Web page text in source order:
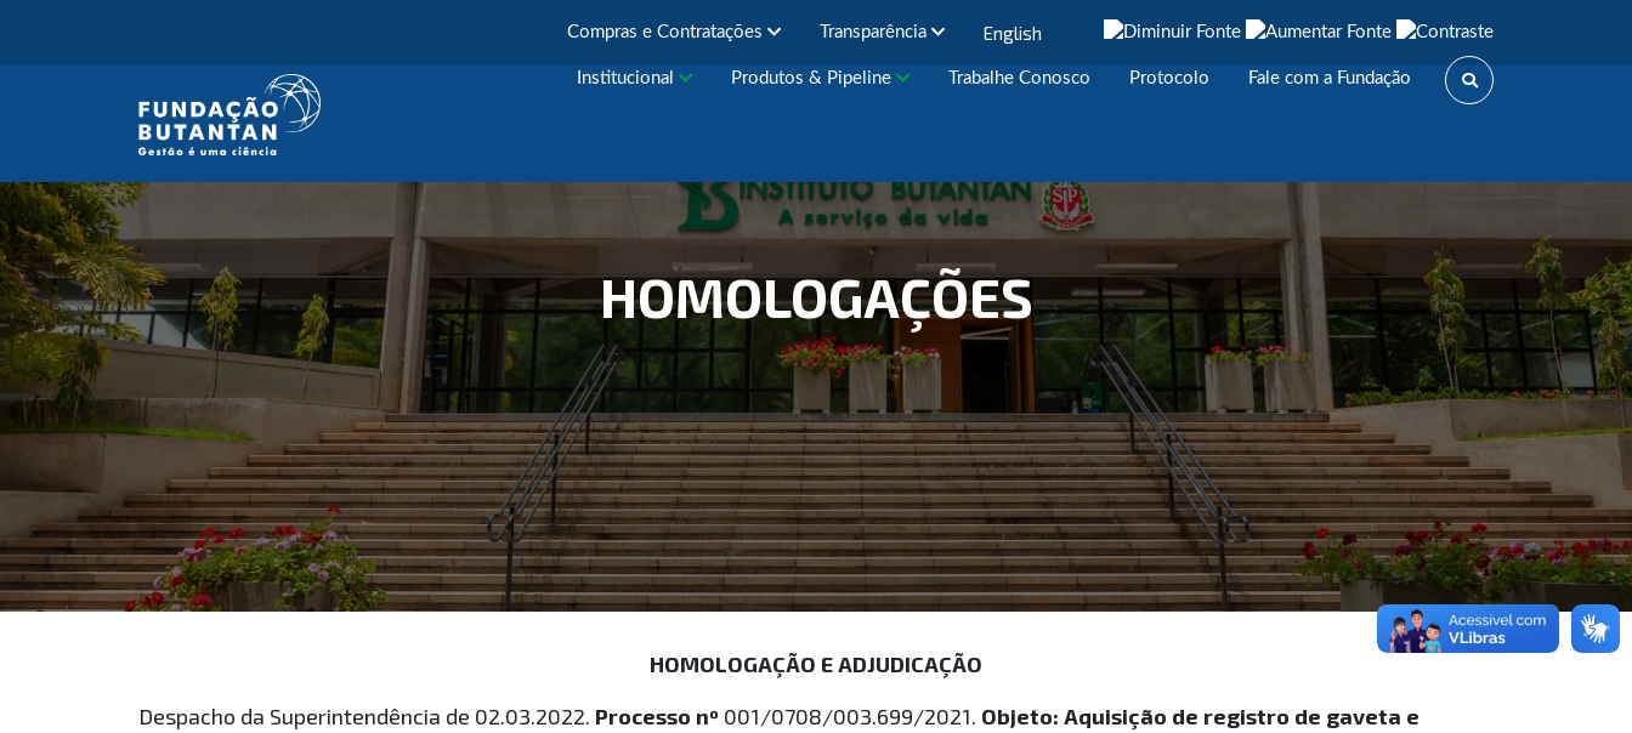
Compras e Contratações Transparência English
Institucional Produtos & Pipeline Trabalhe Conosco Protocolo Fale com a Fundação
HOMOLOGAÇÕES
HOMOLOGAÇÃO E ADJUDICAÇÃO
Despacho da Superintendência de 02.03.2022. Processo nº 001/0708/003.699/2021. Objeto: Aquisição de registro de gaveta e